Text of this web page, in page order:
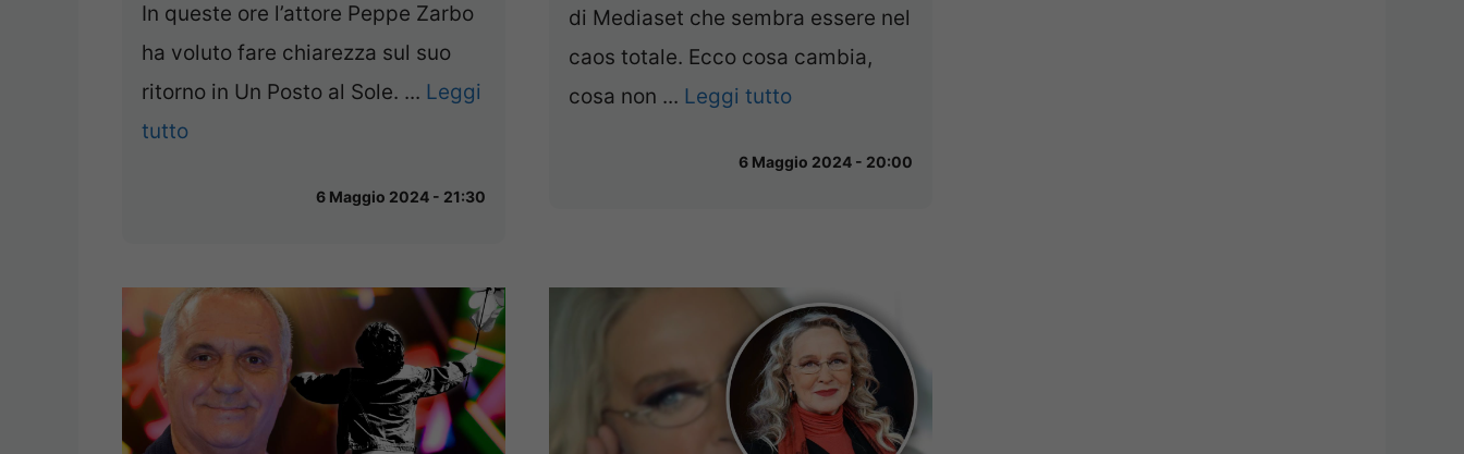
In queste ore l’attore Peppe Zarbo
ha voluto fare chiarezza sul suo
ritorno in Un Posto al Sole. ... Leggi
tutto
6 Maggio 2024 - 21:30
di Mediaset che sembra essere nel
caos totale. Ecco cosa cambia,
cosa non ... Leggi tutto
6 Maggio 2024 - 20:00